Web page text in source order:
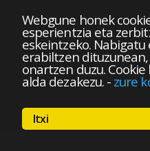
Webgune honek
esperientzia eta
eskeintzeko.
erabiltzen
onartzen duzu.
alda dezakezu.- zure
Itxi